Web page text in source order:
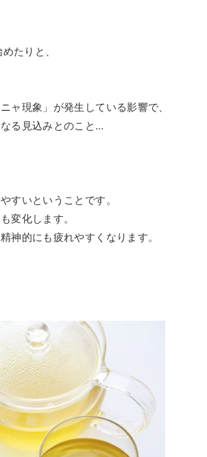
たりと、
ャ現象」が発生している影響で、
る見込みとのこと…
すいということです。
変化します。
神的にも疲れやすくなります。